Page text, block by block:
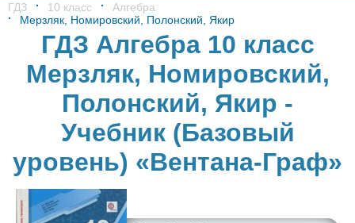
ГДЗ 10 класс
Алгебра
Мерзляк, Номировский, Полонский, Якир
ГДЗ Алгебра 10 класс
Мерзляк, Номировский,
Полонский, Якир -
Учебник (Базовый
уровень) «Вентана-Граф»